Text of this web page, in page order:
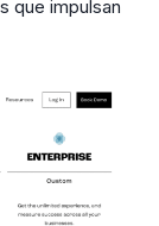
que impulsan